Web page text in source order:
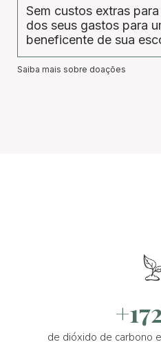
Sem custos extras
dos seus gastos para
beneficente de sua
Saiba mais sobre doações
de dióxido de carbono